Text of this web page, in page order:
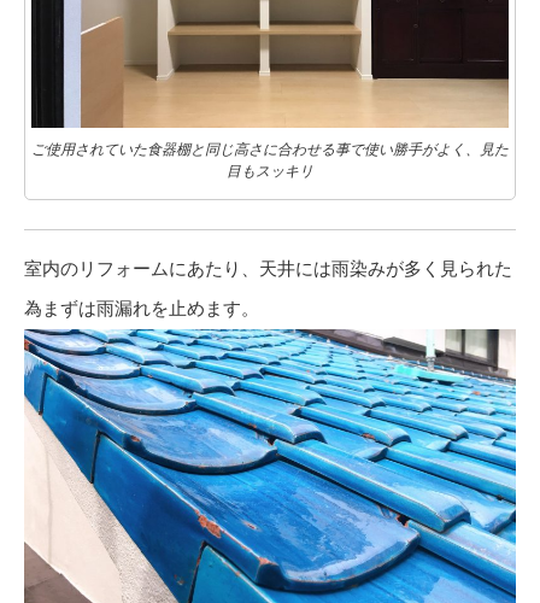
ご使用されていた食器棚と同じ高さに合わせる事で使い勝手がよく、見た
目もスッキリ
室内のリフォームにあたり、天井には雨染みが多く見られた
為まずは雨漏れを止めます。